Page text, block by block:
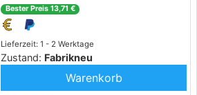
Lieferzeit: 1 - 2 Werktage
Zustand: Fabrikneu
Bester Preis 13,71 €
Warenkorb